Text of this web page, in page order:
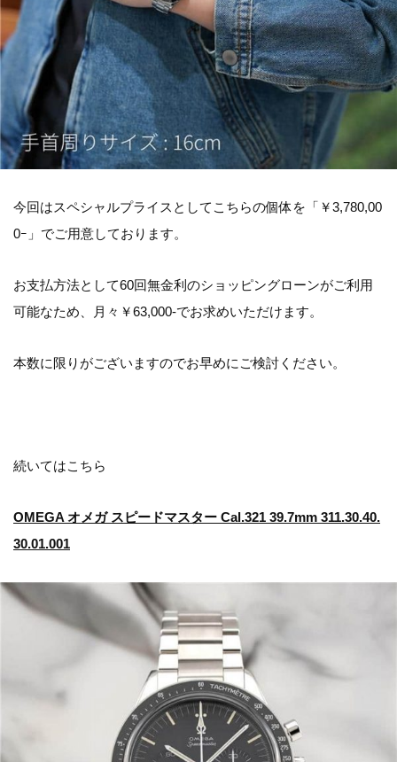
今回はスペシャルプライスとしてこちらの個体を「￥3,780,00
0ｰ」でご用意しております。
お支払方法として60回無金利のショッピングローンがご利用
可能なため、月々￥63,000-でお求めいただけます。
本数に限りがございますのでお早めにご検討ください。
続いてはこちら
OMEGA オメガ スピードマスター Cal.321 39.7mm 311.30.40.
30.01.001